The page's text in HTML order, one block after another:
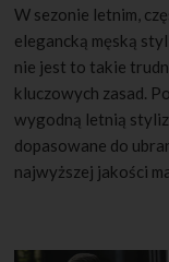
W sezonie letnim,
elegancką męską
nie jest to takie
kluczowych zasad.
wygodną letnią
dopasowane do
najwyższej jakości